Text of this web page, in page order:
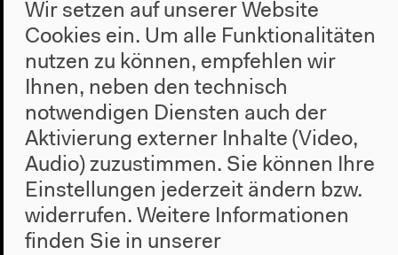
Leitung Presse und PR: Jan Trautmann
Presse: Lutz Breitinger, Lilli Heinemann
Public Relations: Susanne Held, Sabine Westemeier
Dokumentationsbüro: Svetlana Bierl, Josephine
Schlegel
Hausgrafik: Bárbara Acevedo Strange
Das Haus der Kulturen der Welt wird gefördert
durch die Beauftragte der Bundesregierung für
Kultur und Medien sowie das Auswärtige Amt.
Wir setzen auf unserer Website
Cookies ein. Um alle Funktionalitäten
nutzen zu können, empfehlen wir
Ihnen, neben den technisch
notwendigen Diensten auch der
Aktivierung externer Inhalte (Video,
Audio) zuzustimmen. Sie können Ihre
Einstellungen jederzeit ändern bzw.
widerrufen. Weitere Informationen
finden Sie in unserer